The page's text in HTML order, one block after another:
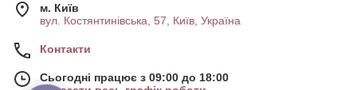
м. Київ
вул. Костянтинівська, 57, Київ, Україна
Контакти
Сьогодні працює з 09:00 до 18:00